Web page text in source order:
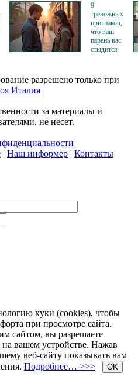
9
тревожных
признаков,
что ваш
парень вас
стыдится
разрешено только при
Италия
за материалы и
не несет.
|
| Наш информер | Контакты
куки (cookies), чтобы
при просмотре сайта.
сайтом, вы разрешаете
вашем устройстве. Нажав
веб-сайту показывать вам
Подробнее… >>> OK